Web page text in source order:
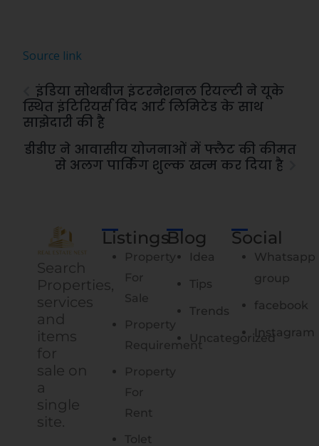
Source link
इंडिया सोथबीज इंटरनेशनल रियल्टी ने यूके
स्थित इंटिरियर्स विद आर्ट लिमिटेड के साथ
साझेदारी की है
डीडीए ने आवासीय योजनाओं में फ्लैट की कीमत
से अलग पार्किंग शुल्क खत्म कर दिया है
Search
Properties,
services
and
items
for
sale on
a
single
site.
Listings
Property
For
Sale
Property
Requirement
Property
For
Rent
Tolet
Blog
Idea
Tips
Trends
Uncategorized
Social
Whatsapp
group
facebook
Instagram